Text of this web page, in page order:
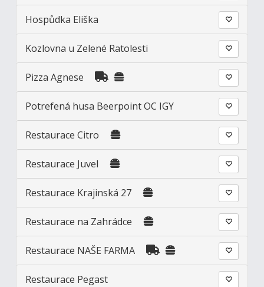
Hospůdka Eliška
Kozlovna u Zelené Ratolesti
Pizza Agnese
Potrefená husa Beerpoint OC IGY
Restaurace Citro
Restaurace Juvel
Restaurace Krajinská 27
Restaurace na Zahrádce
Restaurace NAŠE FARMA
Restaurace Pegast